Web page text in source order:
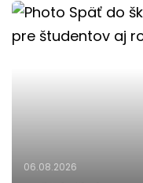
06.08.2026